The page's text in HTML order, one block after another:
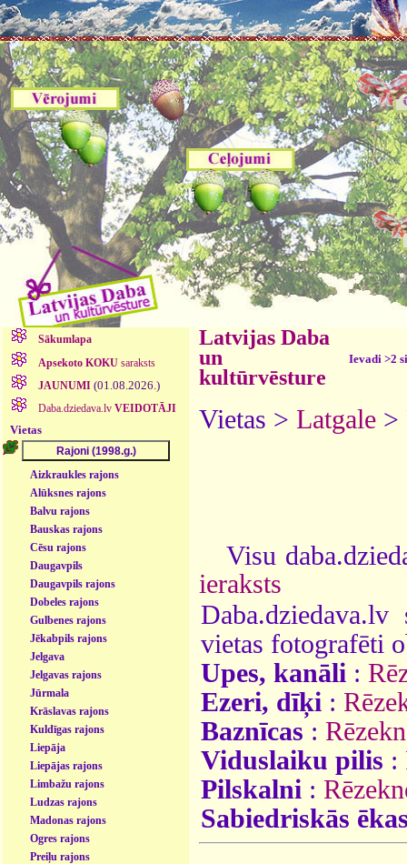
Sākumlapa
Apsekoto KOKUsaraksts
JAUNUMI (01.08.2026.)
Daba.dziedava.lv VEIDOTĀJI
Vietas
Aizkraukles rajons
Alūksnes rajons
Balvu rajons
Bauskas rajons
Cēsu rajons
Daugavpils
Daugavpils rajons
Dobeles rajons
Gulbenes rajons
Jēkabpils rajons
Jelgava
Jelgavas rajons
Jūrmala
Krāslavas rajons
Kuldīgas rajons
Liepāja
Liepājas rajons
Limbažu rajons
Ludzas rajons
Madonas rajons
Ogres rajons
Preiļu rajons
Latvijas Daba
un
kultūrvēsture
Ievadi >2
Vietas > Latgale >
Visu
ieraksts
vietas fotografēti
Upes, kanāli :
Ezeri, dīķi :
Baznīcas :
Viduslaiku pilis :
Pilskalni :
Sabiedriskās